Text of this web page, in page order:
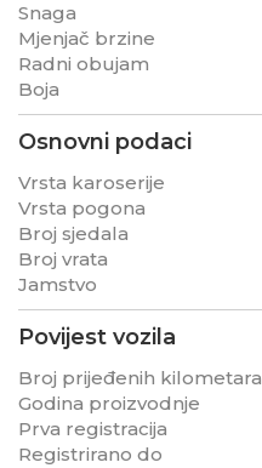
Snaga
Mjenjač brzine
Radni obujam
Boja
Osnovni podaci
Vrsta karoserije
Vrsta pogona
Broj sjedala
Broj vrata
Jamstvo
Povijest vozila
Broj prijeđenih kilometara
Godina proizvodnje
Prva registracija
Registrirano do